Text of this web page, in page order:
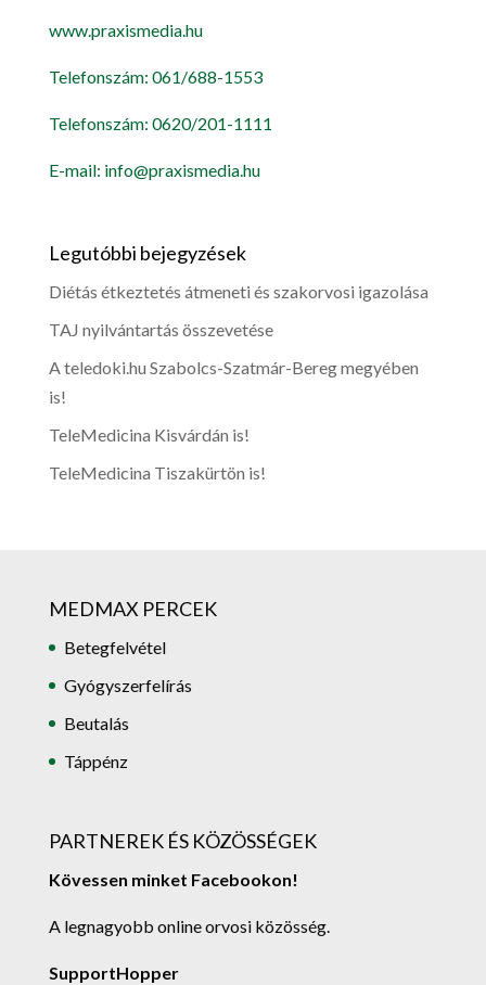
www.praxismedia.hu
Telefonszám: 061/688-1553
Telefonszám: 0620/201-1111
E-mail: info@praxismedia.hu
Legutóbbi bejegyzések
Diétás étkeztetés átmeneti és szakorvosi igazolása
TAJ nyilvántartás összevetése
A teledoki.hu Szabolcs-Szatmár-Bereg megyében
is!
TeleMedicina Kisvárdán is!
TeleMedicina Tiszakürtön is!
MEDMAX PERCEK
Betegfelvétel
Gyógyszerfelírás
Beutalás
Táppénz
PARTNEREK ÉS KÖZÖSSÉGEK
Kövessen minket Facebookon!
A legnagyobb online orvosi közösség.
SupportHopper